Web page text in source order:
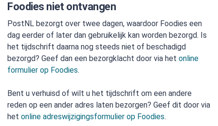
Foodies niet ontvangen
PostNL bezorgt over twee dagen, waardoor Foodies een
dag eerder of later dan gebruikelijk kan worden bezorgd. Is
het tijdschrift daarna nog steeds niet of beschadigd
bezorgd? Geef dan een bezorgklacht door via het online
formulier op Foodies.
Bent u verhuisd of wilt u het tijdschrift om een andere
reden op een ander adres laten bezorgen? Geef dit door via
het online adreswijzigingsformulier op Foodies.